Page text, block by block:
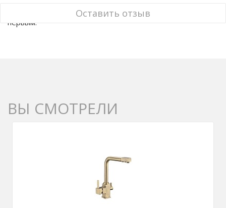
Оставить отзыв
У этого товара нет ни одного отзыва. Вы можете стать
первым.
ВЫ СМОТРЕЛИ